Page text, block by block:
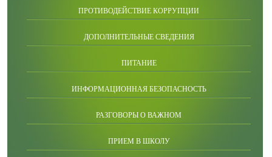
ПРОТИВОДЕЙСТВИЕ КОРРУПЦИИ
ДОПОЛНИТЕЛЬНЫЕ СВЕДЕНИЯ
ПИТАНИЕ
ИНФОРМАЦИОННАЯ БЕЗОПАСНОСТЬ
РАЗГОВОРЫ О ВАЖНОМ
ПРИЕМ В ШКОЛУ